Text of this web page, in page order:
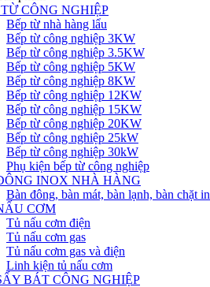
CÔNG NGHIỆP
Bếp từ nhà hàng lẩu
Bếp từ công nghiệp 3KW
Bếp từ công nghiệp 3.5KW
Bếp từ công nghiệp 5KW
Bếp từ công nghiệp 8KW
Bếp từ công nghiệp 12KW
Bếp từ công nghiệp 15KW
Bếp từ công nghiệp 20KW
Bếp từ công nghiệp 25kW
Bếp từ công nghiệp 30kW
Phụ kiện bếp từ công nghiệp
INOX NHÀ HÀNG
Bàn đông, bàn mát, bàn lạnh, bàn chặt
CƠM
Tủ nấu cơm điện
Tủ nấu cơm gas
Tủ nấu cơm gas và điện
Linh kiện tủ nấu cơm
BÁT CÔNG NGHIỆP